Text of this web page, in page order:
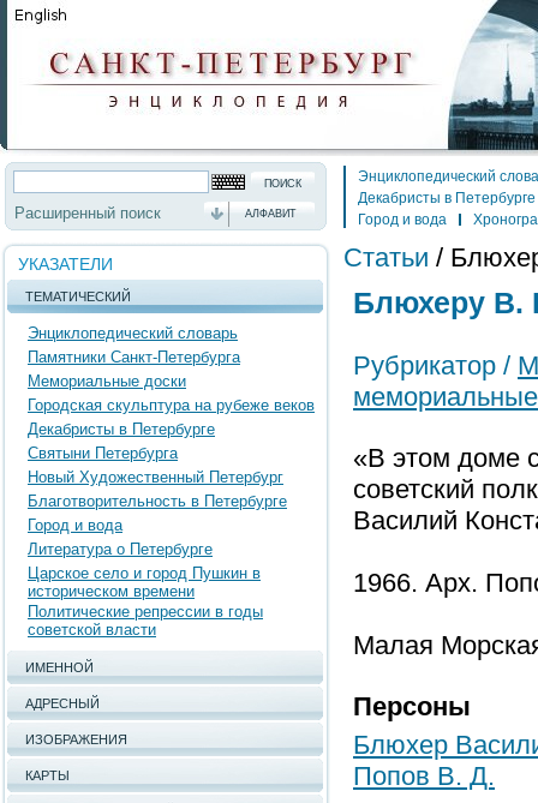
Расширенный поиск АЛФАВИТ
УКАЗАТЕЛИ
ТЕМАТИЧЕСКИЙ
Энциклопедический словарь
Памятники Санкт-Петербурга
Мемориальные доски
Городская скульптура на рубеже веков
Декабристы в Петербурге
Святыни Петербурга
Новый Художественный Петербург
Благотворительность в Петербурге
Город и вода
Литература о Петербурге
Царское село и город Пушкин в
историческом времени
Политические репрессии в годы
советской власти
ИМЕННОЙ
АДРЕСНЫЙ
ИЗОБРАЖЕНИЯ
КАРТЫ
Энциклопедический
Декабристы в Петербурге
Город и вода
Статьи /
Блюхеру В.
Рубрикатор /
«В этом доме
советский
Василий
1966. Арх.
Малая
Персоны
Блюхер
Попов В. Д.